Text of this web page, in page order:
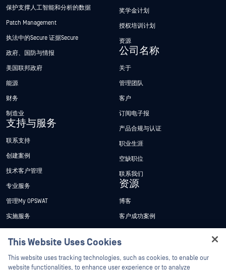
保护支撑人工智能和分析的数据
Patch Management
执法中的Secure 证据Secure
政府、国防与情报
美国联邦政府
能源
财务
制造业
支持与服务
联系支持
创建案例
技术客户管理
专业服务
管理My OPSWAT
实施服务
技术文档
培训
奖学金计划
授权培训计划
资源
公司名称
关于
管理团队
客户
订阅电子报
产品合规与认证
职业生涯
空缺职位
联系我们
资源
博客
客户成功案例
新闻报道
活动
This Website Uses Cookies
This website uses tracking technologies, such as cookies, to enable our
website functionalities, to enhance user experience or to analyze
Hey there!
I'm Ozzy, your OPSWAT virtual assistant.